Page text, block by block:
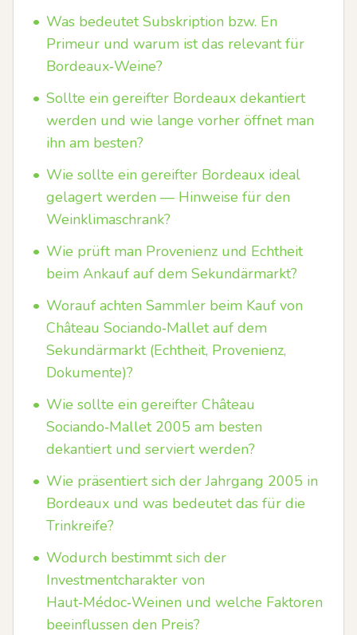
• Was bedeutet Subskription bzw. En
Primeur und warum ist das relevant für
Bordeaux‑Weine?
• Sollte ein gereifter Bordeaux dekantiert
werden und wie lange vorher öffnet man
ihn am besten?
• Wie sollte ein gereifter Bordeaux ideal
gelagert werden — Hinweise für den
Weinklimaschrank?
• Wie prüft man Provenienz und Echtheit
beim Ankauf auf dem Sekundärmarkt?
• Worauf achten Sammler beim Kauf von
Château Sociando‑Mallet auf dem
Sekundärmarkt (Echtheit, Provenienz,
Dokumente)?
• Wie sollte ein gereifter Château
Sociando‑Mallet 2005 am besten
dekantiert und serviert werden?
• Wie präsentiert sich der Jahrgang 2005 in
Bordeaux und was bedeutet das für die
Trinkreife?
• Wodurch bestimmt sich der
Investmentcharakter von
Haut‑Médoc‑Weinen und welche Faktoren
beeinflussen den Preis?